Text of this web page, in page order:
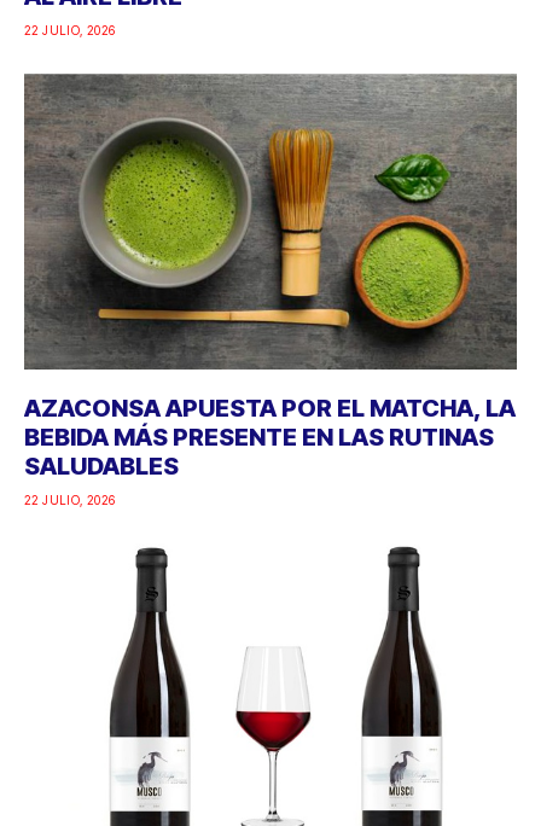
22 JULIO, 2026
AZACONSA APUESTA POR EL MATCHA, LA
BEBIDA MÁS PRESENTE EN LAS RUTINAS
SALUDABLES
22 JULIO, 2026